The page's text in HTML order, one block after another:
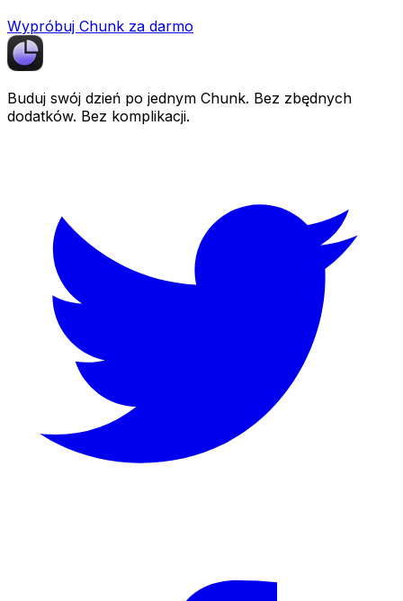
Wypróbuj Chunk za darmo
Buduj swój dzień po jednym Chunk. Bez zbędnych
dodatków. Bez komplikacji.